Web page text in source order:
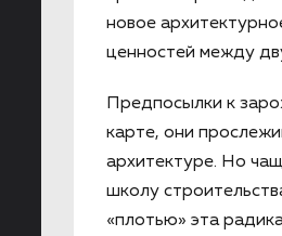
новое
ценностей между
Предпосылки к
карте, они
архитектуре. Но
школу
«плотью» эта